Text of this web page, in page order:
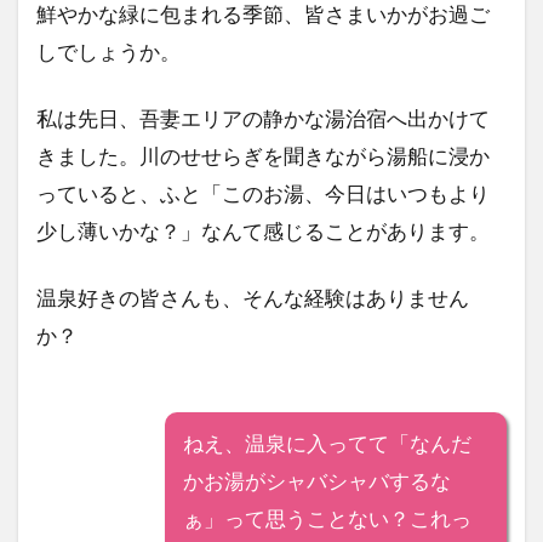
鮮やかな緑に包まれる季節、皆さまいかがお過ご
しでしょうか。
私は先日、吾妻エリアの静かな湯治宿へ出かけて
きました。川のせせらぎを聞きながら湯船に浸か
っていると、ふと「このお湯、今日はいつもより
少し薄いかな？」なんて感じることがあります。
温泉好きの皆さんも、そんな経験はありません
か？
ねえ、温泉に入ってて「なんだ
かお湯がシャバシャバするな
ぁ」って思うことない？これっ